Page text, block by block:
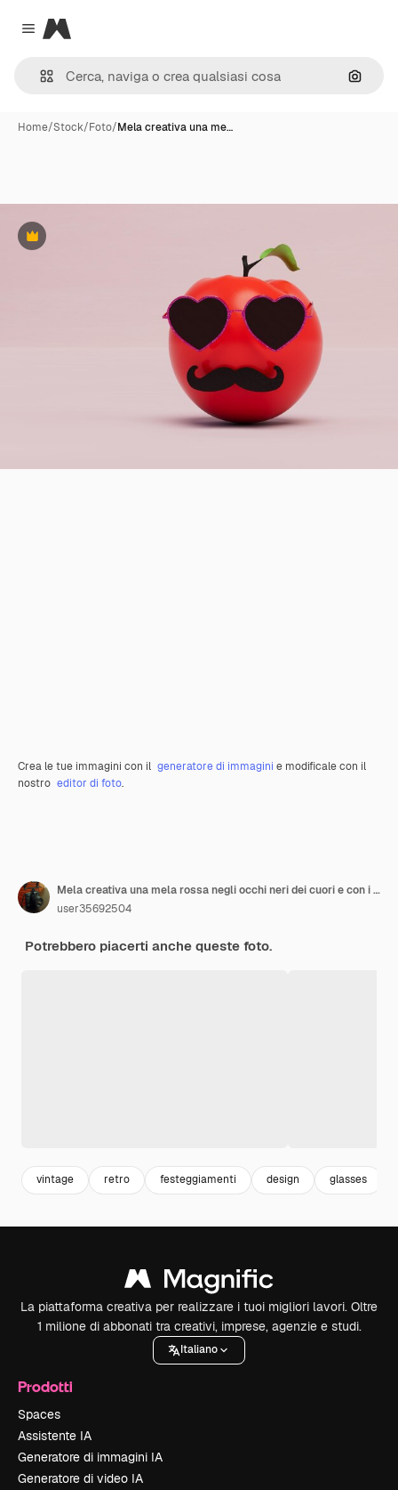
Close menu
Magnific
Cerca
Home/Stock/Foto/Mela creativa una me…
Premium
Crea le tue immagini con il generatore di immagini e modificale con il
nostro editor di foto.
Mela creativa una mela rossa negli occhi neri dei cuori e con i baffi su uno sfondo pastello 3D render
user35692504
Potrebbero piacerti anche queste foto.
vintage retro festeggiamenti design glasses
La piattaforma creativa per realizzare i tuoi migliori lavori. Oltre
1 milione di abbonati tra creativi, imprese, agenzie e studi.
Italiano
Prodotti
Spaces
Assistente IA
Generatore di immagini IA
Generatore di video IA